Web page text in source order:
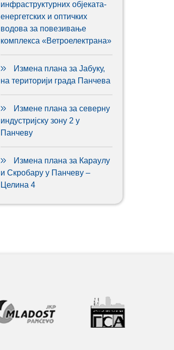
инфраструктурних објеката-
енергетских и оптичких
водова за повезивање
комплекса «Ветроелектрана»
Измена плана за Јабуку,
на територији града Панчева
Измене плана за северну
индустријску зону 2 у
Панчеву
Измена плана за Караулу
и Скробару у Панчеву –
Целина 4